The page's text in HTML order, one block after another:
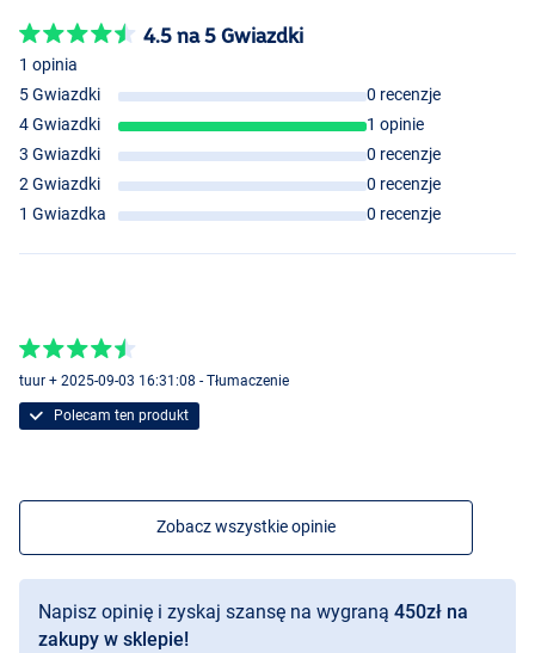
4.5 na 5 Gwiazdki
1 opinia
5 Gwiazdki
0 recenzje
4 Gwiazdki
1 opinie
3 Gwiazdki
0 recenzje
2 Gwiazdki
0 recenzje
1 Gwiazdka
0 recenzje
tuur + 2025-09-03 16:31:08 - Tłumaczenie
Polecam ten produkt
Zobacz wszystkie opinie
Napisz opinię i zyskaj szansę na wygraną 450zł na
zakupy w sklepie!